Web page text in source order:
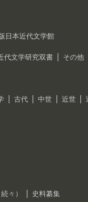
日本近代文学館
代文学研究双書
その他
古代 中世 近世
々）
史料纂集